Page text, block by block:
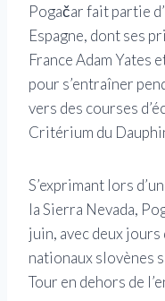
Pogačar fait partie
Espagne, dont ses
France Adam Yates
pour s’entraîner
vers des courses
Critérium du
S’exprimant lors
la Sierra Nevada,
juin, avec deux
nationaux slovènes
Tour en dehors de